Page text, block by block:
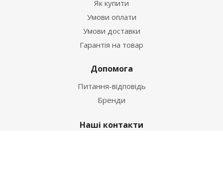
Як купити
Умови оплати
Умови доставки
Гарантія на товар
Допомога
Питання-відповідь
Бренди
Наші контакти